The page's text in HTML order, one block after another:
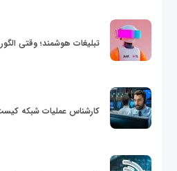
تبلیغات هوشمند؛ وقتی
کارشناس عملیات شبکه